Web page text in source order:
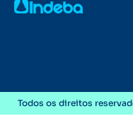
Todos os direitos